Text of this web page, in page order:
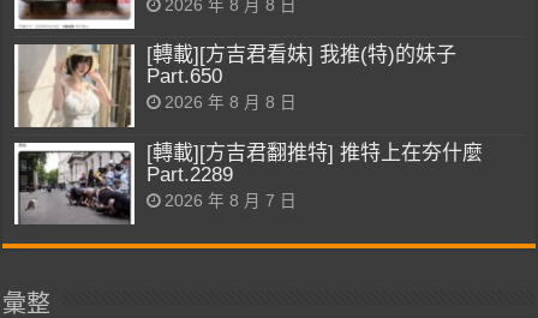
2026 年 8 月 8 日
[轉載][方吉君看妹] 我推(特)的妹子
Part.650
2026 年 8 月 8 日
[轉載][方吉君翻推特] 推特上在夯什麼
Part.2289
2026 年 8 月 7 日
彙整